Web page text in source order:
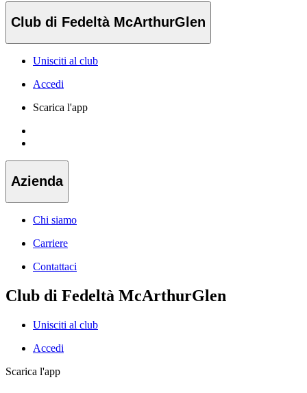
Club di Fedeltà McArthurGlen
Unisciti al club
Accedi
Scarica l'app
Azienda
Chi siamo
Carriere
Contattaci
Club di Fedeltà McArthurGlen
Unisciti al club
Accedi
Scarica l'app